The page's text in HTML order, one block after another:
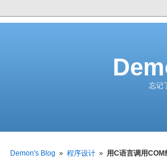
忘记
Demon's Blog » 程序设计 » 用C语言调用COM